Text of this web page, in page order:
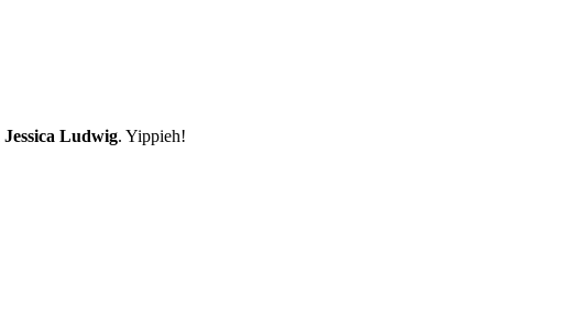
Jessica Ludwig. Yippieh!